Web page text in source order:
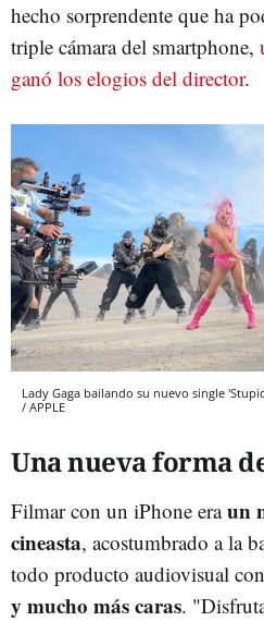
hecho sorprendente que ha
triple cámara del smartphone,
ganó los elogios del director.
Lady Gaga bailando su nuevo single
/ APPLE
Una nueva forma
Filmar con un iPhone eraun
cineasta, acostumbrado a la
todo producto audiovisual con
y mucho más caras.